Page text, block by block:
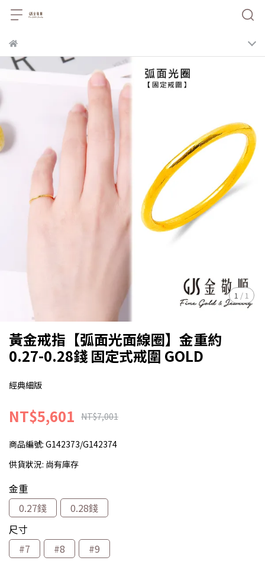
1 / 1
黃金戒指【弧面光面線圈】金重約
0.27-0.28錢 固定式戒圍 GOLD
經典細版
NT$5,601 NT$7,001
商品編號: G142373/G142374
供貨狀況: 尚有庫存
金重
0.27錢
0.28錢
尺寸
#7
#8 #9